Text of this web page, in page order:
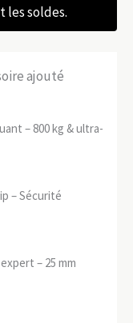
les soldes.
ajouté
– 800 kg & ultra-
– Sécurité
– 25 mm